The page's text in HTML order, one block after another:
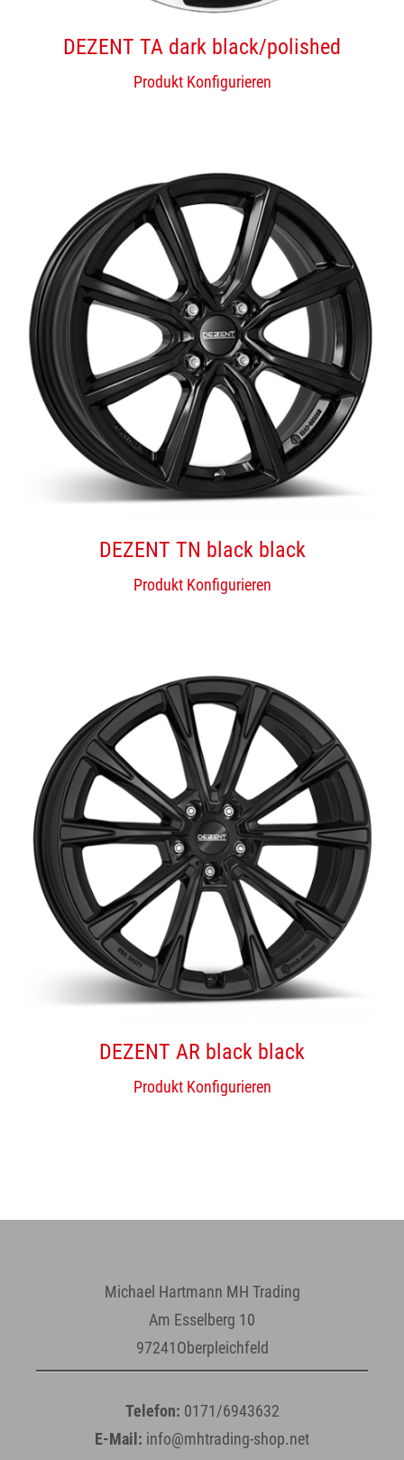
DEZENT TA dark black/polished
Produkt Konfigurieren
DEZENT TN black black
Produkt Konfigurieren
DEZENT AR black black
Produkt Konfigurieren
Michael Hartmann MH Trading
Am Esselberg 10
97241Oberpleichfeld
Telefon: 0171/6943632
E-Mail: info@mhtrading-shop.net